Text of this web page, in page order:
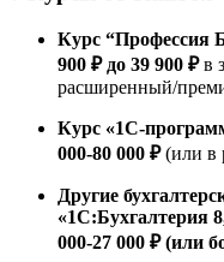
Курс “Профессия
900 ₽ до 39 900 ₽в
расширенный/
Курс «1С-
000-80 000 ₽(или в
Другие
«1С:Бухгалтерия
000-27 000 ₽ (или